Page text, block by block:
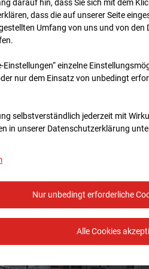
darauf hin, dass Sie sich mit dem
dass die auf unserer Seite
Umfang von uns und von
einzelne
nur dem Einsatz von unbedingt
selbstverständlich jederzeit mit
in unserer Datenschutzerklärung
Nur unbedingt erforderliche
Alle Cookies